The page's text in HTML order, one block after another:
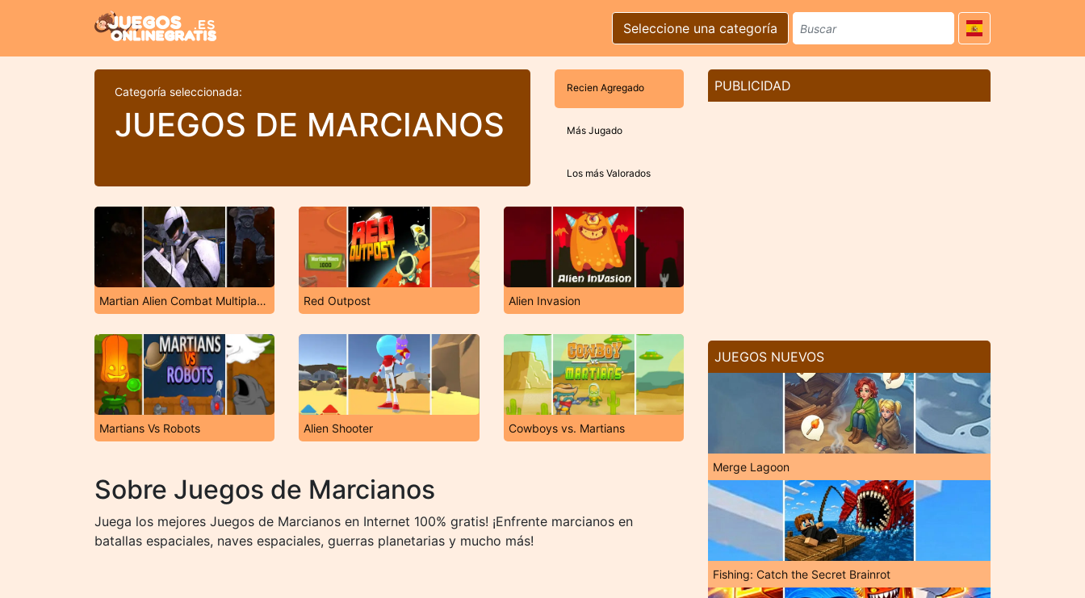
Seleccione una categoría
Categoría seleccionada:
JUEGOS DE MARCIANOS
Recien Agregado
Más Jugado
Los más Valorados
Martian Alien Combat Multiplayer Red Outpost Alien Invasion
Martians Vs Robots Alien Shooter Cowboys vs. Martians
Sobre Juegos de Marcianos
Juega los mejores Juegos de Marcianos en Internet 100% gratis! ¡Enfrente marcianos en
batallas espaciales, naves espaciales, guerras planetarias y mucho más!
PUBLICIDAD
JUEGOS NUEVOS
Merge Lagoon
Fishing: Catch the Secret Brainrot